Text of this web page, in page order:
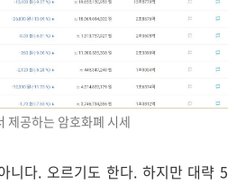
제공하는 암호화폐 시세
니다. 오르기도 한다. 하지만 대략 5